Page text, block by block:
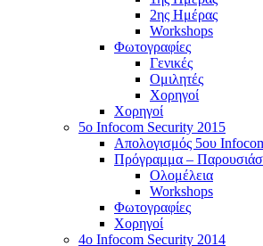
2ης Ημέρας
Workshops
Φωτογραφίες
Γενικές
Ομιλητές
Χορηγοί
Χορηγοί
5o Infocom Security 2015
Απολογισμός 5ου
Πρόγραμμα –
Ολομέλεια
Workshops
Φωτογραφίες
Χορηγοί
4ο Infocom Security 2014